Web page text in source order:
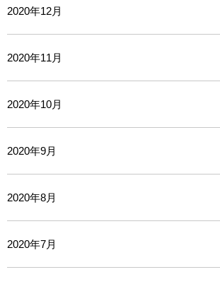
2020年12月
2020年11月
2020年10月
2020年9月
2020年8月
2020年7月